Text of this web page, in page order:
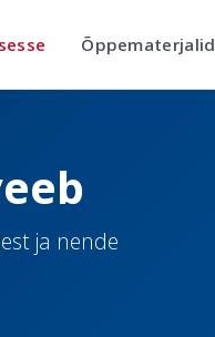
Õppematerjalid
ja nende